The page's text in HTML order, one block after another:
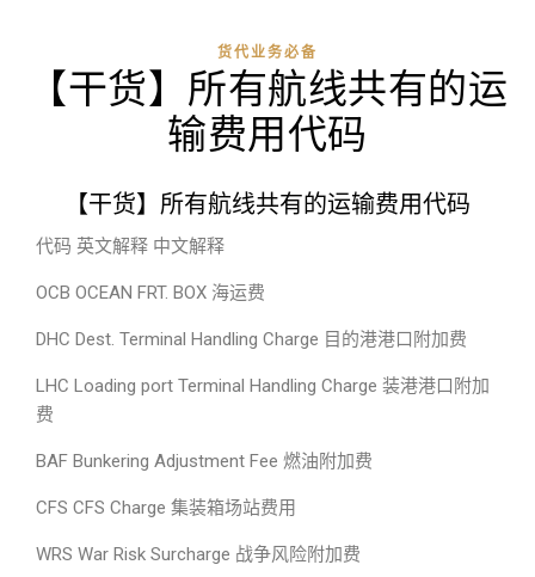
货代业务必备
【干货】所有航线共有的运
输费用代码
【干货】所有航线共有的运输费用代码
代码 英文解释 中文解释
OCB OCEAN FRT. BOX 海运费
DHC Dest. Terminal Handling Charge 目的港港口附加费
LHC Loading port Terminal Handling Charge 装港港口附加
费
BAF Bunkering Adjustment Fee 燃油附加费
CFS CFS Charge 集装箱场站费用
WRS War Risk Surcharge 战争风险附加费